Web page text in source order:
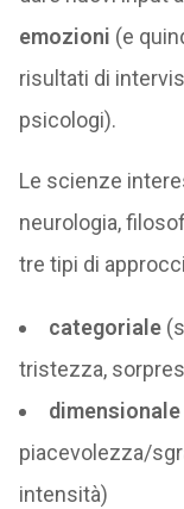
emozioni (e
risultati di
psicologi).
Le scienze
neurologia,
tre tipi di
categoriale
tristezza,
dimensionale
piacevolezza/
intensità)